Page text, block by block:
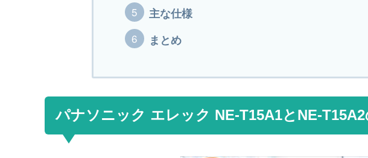
主な仕様
まとめ
パナソニック エレック NE-T15A1とNE-T15A2